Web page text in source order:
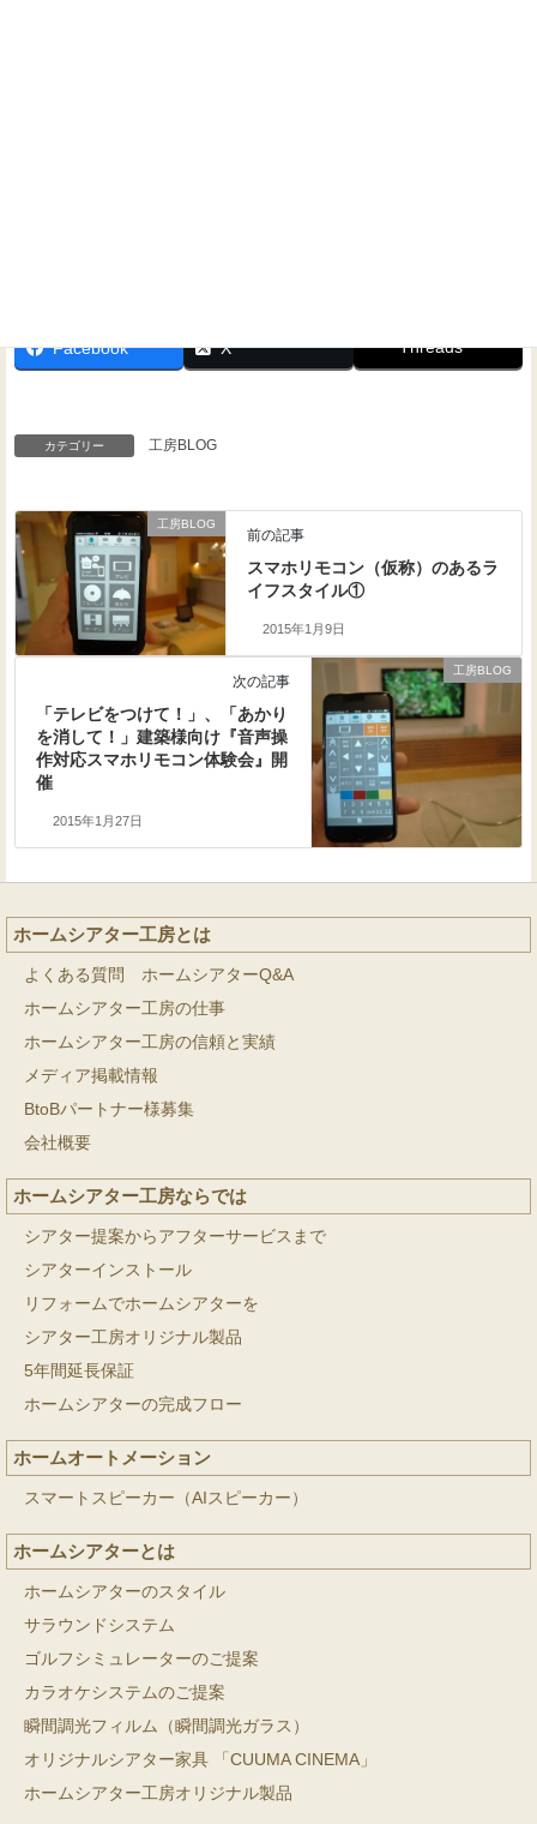
Facebook X Threads
カテゴリー 工房BLOG
工房BLOG
前の記事
スマホリモコン（仮称）のあるラ
イフスタイル①
2015年1月9日
工房BLOG
次の記事
「テレビをつけて！」、「あかり
を消して！」建築様向け『音声操
作対応スマホリモコン体験会』開
催
2015年1月27日
ホームシアター工房とは
よくある質問 ホームシアターQ&A
ホームシアター工房の仕事
ホームシアター工房の信頼と実績
メディア掲載情報
BtoBパートナー様募集
会社概要
ホームシアター工房ならでは
シアター提案からアフターサービスまで
シアターインストール
リフォームでホームシアターを
シアター工房オリジナル製品
5年間延長保証
ホームシアターの完成フロー
ホームオートメーション
スマートスピーカー（AIスピーカー）
ホームシアターとは
ホームシアターのスタイル
サラウンドシステム
ゴルフシミュレーターのご提案
カラオケシステムのご提案
瞬間調光フィルム（瞬間調光ガラス）
オリジナルシアター家具 「CUUMA CINEMA」
ホームシアター工房オリジナル製品